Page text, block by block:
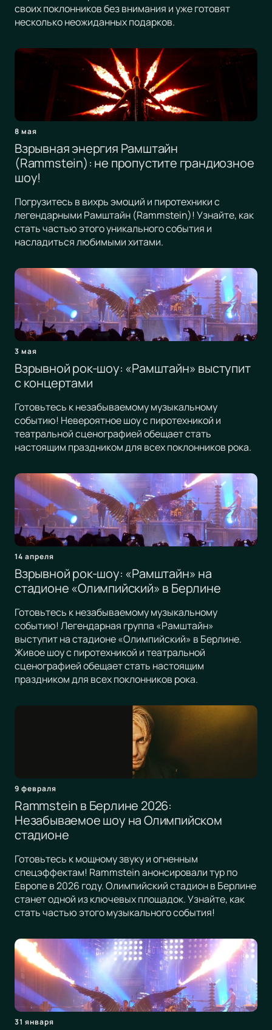
своих поклонников без внимания и уже готовят
несколько неожиданных подарков.
8 мая
Взрывная энергия Рамштайн
(Rammstein): не пропустите грандиозное
шоу!
Погрузитесь в вихрь эмоций и пиротехники с
легендарными Рамштайн (Rammstein)! Узнайте, как
стать частью этого уникального события и
насладиться любимыми хитами.
3 мая
Взрывной рок-шоу: «Рамштайн» выступит
с концертами
Готовьтесь к незабываемому музыкальному
событию! Невероятное шоу с пиротехникой и
театральной сценографией обещает стать
настоящим праздником для всех поклонников рока.
14 апреля
Взрывной рок-шоу: «Рамштайн» на
стадионе «Олимпийский» в Берлине
Готовьтесь к незабываемому музыкальному
событию! Легендарная группа «Рамштайн»
выступит на стадионе «Олимпийский» в Берлине.
Живое шоу с пиротехникой и театральной
сценографией обещает стать настоящим
праздником для всех поклонников рока.
9 февраля
Rammstein в Берлине 2026:
Незабываемое шоу на Олимпийском
стадионе
Готовьтесь к мощному звуку и огненным
спецэффектам! Rammstein анонсировали тур по
Европе в 2026 году. Олимпийский стадион в Берлине
станет одной из ключевых площадок. Узнайте, как
стать частью этого музыкального события!
31 января